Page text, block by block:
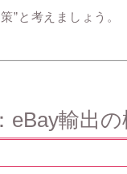
”と考えましょう。
eBay輸出